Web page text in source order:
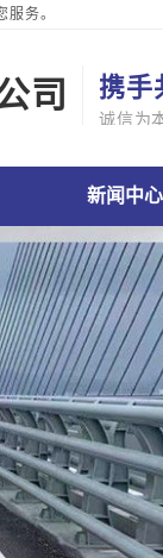
务。
司 携手
诚信为
护栏公司新闻中心
衢